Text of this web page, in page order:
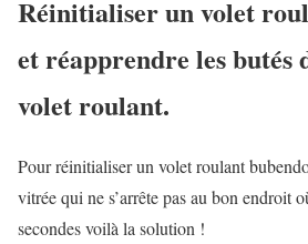
Réinitialiser un volet
et réapprendre les butés
volet roulant.
Pour réinitialiser un volet roulant
vitrée qui ne s’arrête pas au bon endroit
secondes voilà la solution !